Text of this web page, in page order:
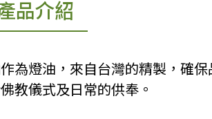
品介紹
為燈油，來自台灣的精製，確
教儀式及日常的供奉。